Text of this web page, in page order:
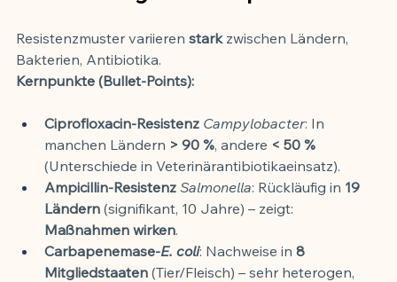
Resistenzmuster variieren stark zwischen Ländern,
Bakterien, Antibiotika.
Kernpunkte (Bullet-Points):
Ciprofloxacin-Resistenz Campylobacter: In
manchen Ländern > 90 %, andere < 50 %
(Unterschiede in Veterinärantibiotikaeinsatz).
Ampicillin-Resistenz Salmonella: Rückläufig in 19
Ländern (signifikant, 10 Jahre) – zeigt:
Maßnahmen wirken.
Carbapenemase-E. coli: Nachweise in 8
Mitgliedstaaten (Tier/Fleisch) – sehr heterogen,